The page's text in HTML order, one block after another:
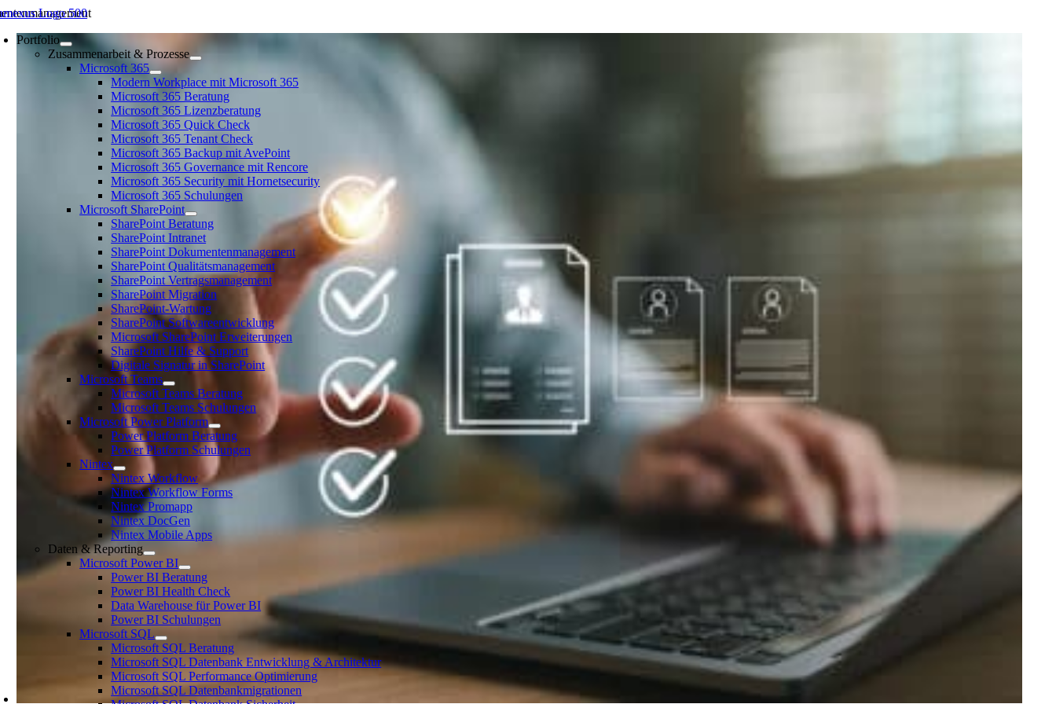
Zum
springen
Portfolio
Zusammenarbeit & Prozesse
Microsoft 365
Modern Workplace mit Microsoft 365
Microsoft 365 Beratung
Microsoft 365 Lizenzberatung
Microsoft 365 Quick Check
Microsoft 365 Tenant Check
Microsoft 365 Backup mit AvePoint
Microsoft 365 Governance mit Rencore
Microsoft 365 Security mit Hornetsecurity
Microsoft 365 Schulungen
Microsoft SharePoint
SharePoint Beratung
SharePoint Intranet
SharePoint Dokumentenmanagement
SharePoint Qualitätsmanagement
SharePoint Vertragsmanagement
SharePoint Migration
SharePoint-Wartung
SharePoint Softwareentwicklung
Microsoft SharePoint Erweiterungen
SharePoint Hilfe & Support
Digitale Signatur in SharePoint
Microsoft Teams
Microsoft Teams Beratung
Microsoft Teams Schulungen
Microsoft Power Platform
Power Platform Beratung
Power Platform Schulungen
Nintex
Nintex Workflow
Nintex Workflow Forms
Nintex Promapp
Nintex DocGen
Nintex Mobile Apps
Daten & Reporting
Microsoft Power BI
Power BI Beratung
Power BI Health Check
Data Warehouse für Power BI
Power BI Schulungen
Microsoft SQL
Microsoft SQL Beratung
Microsoft SQL Datenbank Entwicklung & Architektur
Microsoft SQL Performance Optimierung
Microsoft SQL Datenbankmigrationen